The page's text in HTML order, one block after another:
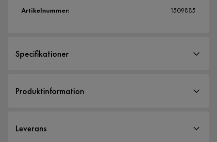
Artikelnummer: 1509885
Specifikationer
Storlek
Produktinformation
Leverans